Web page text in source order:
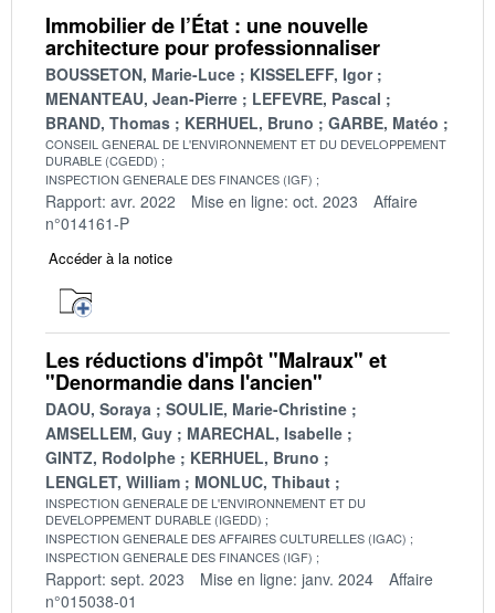
Immobilier de l’État : une nouvelle
architecture pour professionnaliser
BOUSSETON, Marie-Luce
KISSELEFF, Igor
MENANTEAU, Jean-Pierre
LEFEVRE, Pascal
BRAND, Thomas
KERHUEL, Bruno GARBE, Matéo
CONSEIL GENERAL DE L'ENVIRONNEMENT ET DU DEVELOPPEMENT
DURABLE (CGEDD)
INSPECTION GENERALE DES FINANCES (IGF)
Rapport: avr. 2022 Mise en ligne: oct. 2023
Affaire
n°014161-P
Accéder à la notice
Les réductions d'impôt "Malraux" et
"Denormandie dans l'ancien"
DAOU, Soraya
SOULIE, Marie-Christine
AMSELLEM, Guy
MARECHAL, Isabelle
GINTZ, Rodolphe
KERHUEL, Bruno
LENGLET, William
MONLUC, Thibaut
INSPECTION GENERALE DE L'ENVIRONNEMENT ET DU
DEVELOPPEMENT DURABLE (IGEDD)
INSPECTION GENERALE DES AFFAIRES CULTURELLES (IGAC)
INSPECTION GENERALE DES FINANCES (IGF)
Rapport: sept. 2023 Mise en ligne: janv. 2024
Affaire
n°015038-01